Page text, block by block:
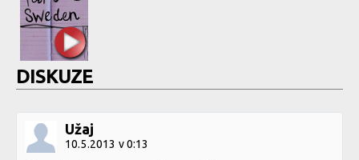
DISKUZE
Užaj
10.5.2013 v 0:13